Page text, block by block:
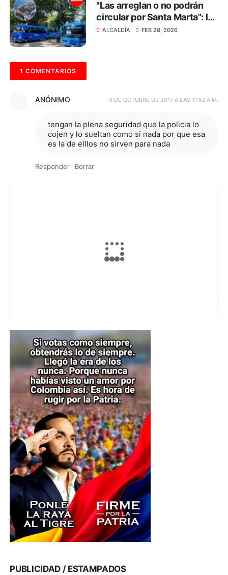
"Las arreglan o no podrán
circular por Santa Marta": la
advertencia a los dueños de
ALCALDÍA FEB 28, 2026
1 COMENTARIOS
ANÓNIMO 4 DE OCTUBRE DE 2017 A LAS 11:52 A.M.
tengan la plena seguridad que la policia lo
cojen y lo sueltan como si nada por que esa
es la de elllos no sirven para nada
Responder Borrar
PUBLICIDAD / ESTAMPADOS